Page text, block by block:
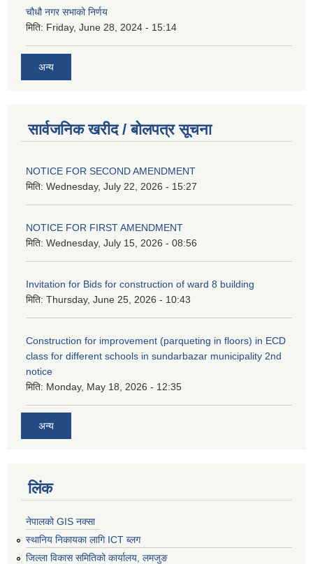
चौधौ नगर सभाको निर्णय
मिति: Friday, June 28, 2024 - 15:14
अन्य
सार्वजनिक खरीद / बोलपत्र सूचना
NOTICE FOR SECOND AMENDMENT
मिति: Wednesday, July 22, 2026 - 15:27
NOTICE FOR FIRST AMENDMENT
मिति: Wednesday, July 15, 2026 - 08:56
Invitation for Bids for construction of ward 8 building
मिति: Thursday, June 25, 2026 - 10:43
Construction for improvement (parqueting in floors) in ECD
class for different schools in sundarbazar municipality 2nd
notice
मिति: Monday, May 18, 2026 - 12:35
अन्य
लिंक
नेपालको GIS नक्सा
स्थानिय निकायका लागि ICT ब्लग
जिल्ला विकास समितिको कार्यालय, लमजुङ